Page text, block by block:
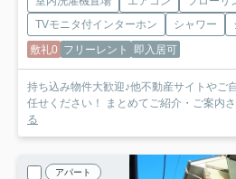
TVモニタ付インターホン
シャワー
敷礼0 フリーレント 即入居可
持ち込み物件大歓迎♪他不動産サイトやご
任せください！ まとめてご紹介・ご案内
る
アパート